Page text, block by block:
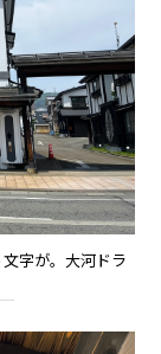
字が。大河ドラ